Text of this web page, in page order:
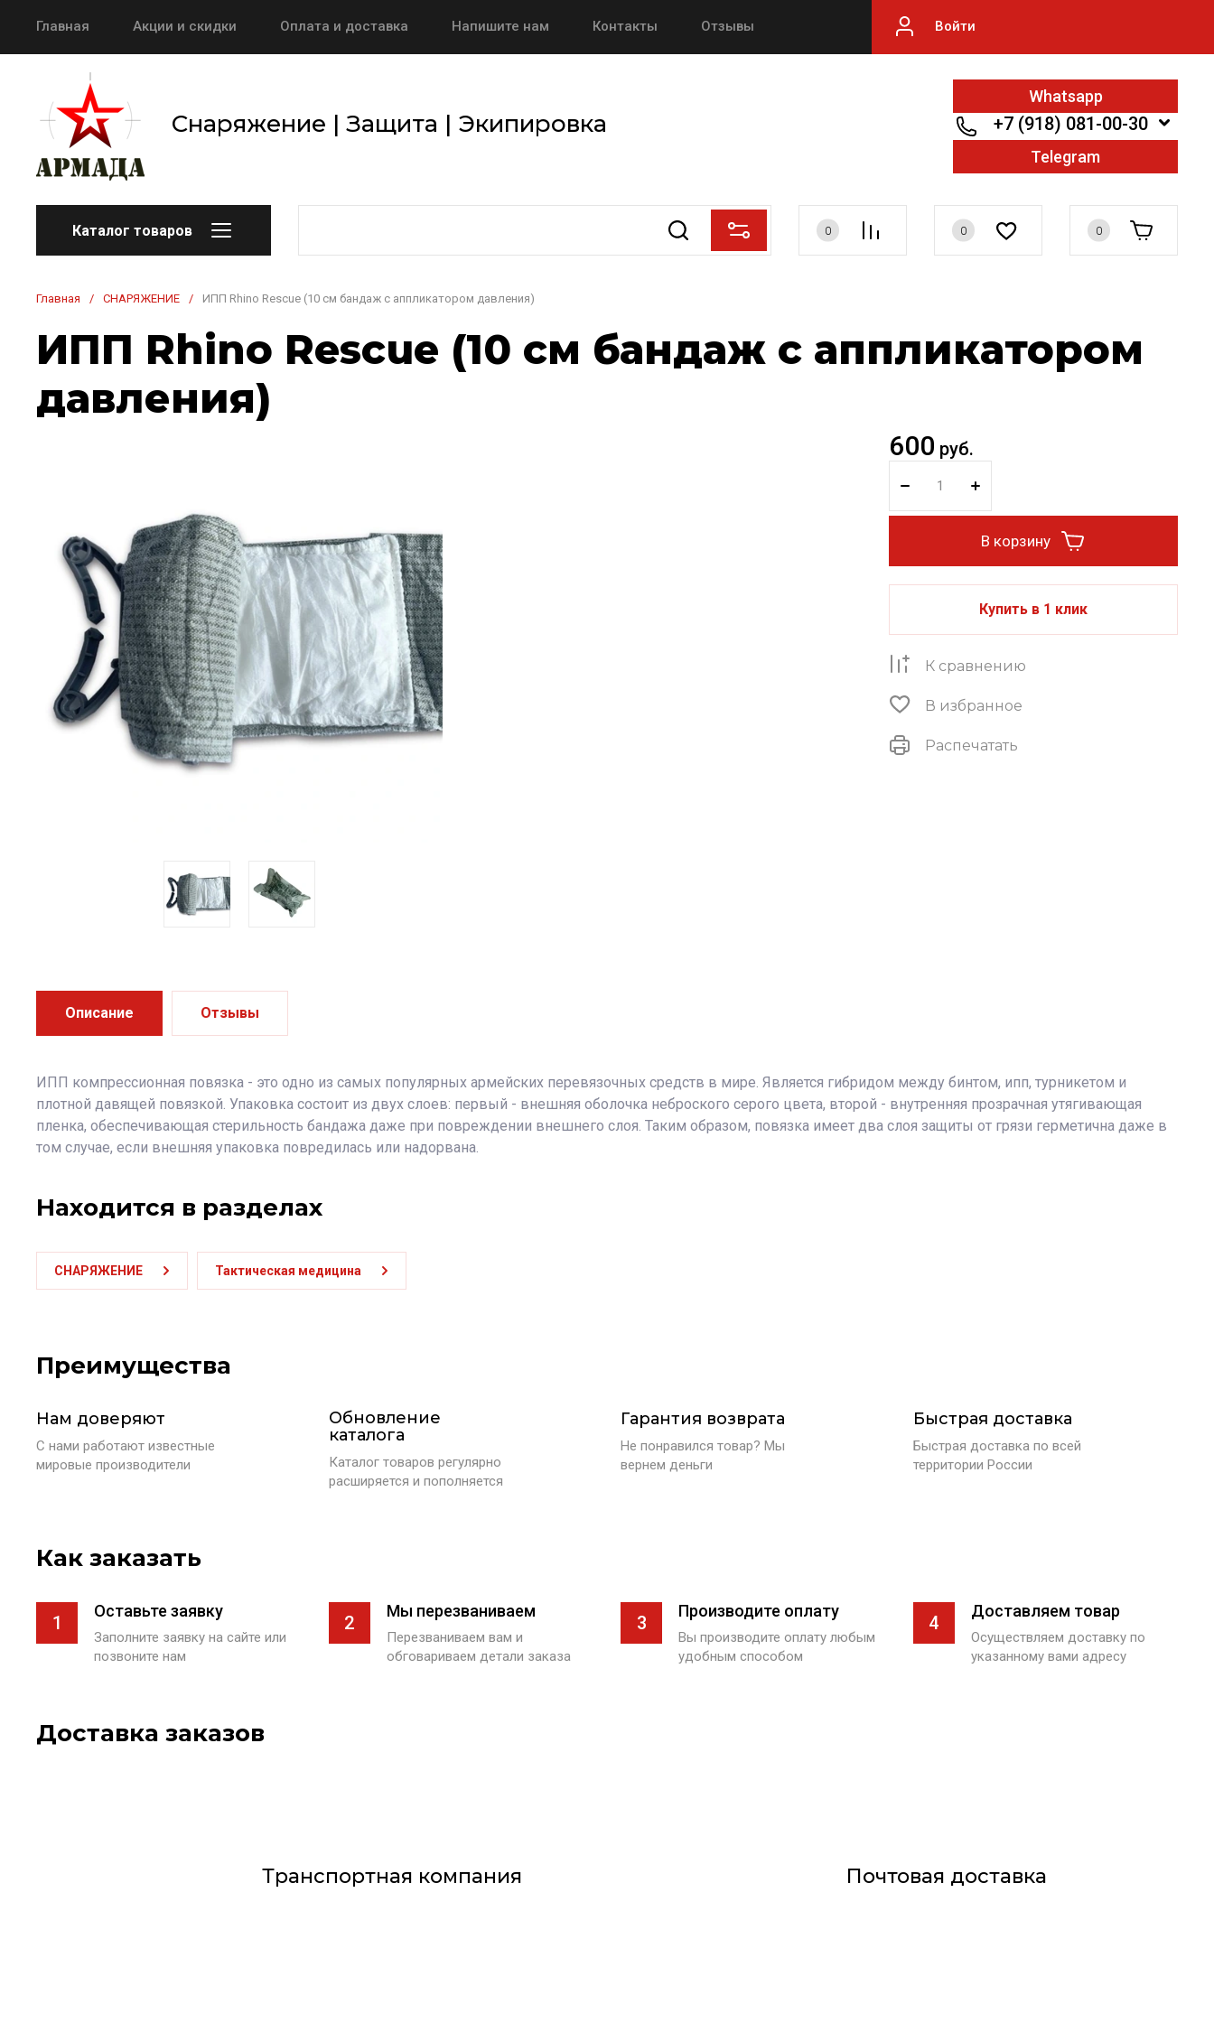
Главная Акции и скидки Оплата и доставка Напишите нам Контакты Отзывы Войти
Снаряжение | Защита | Экипировка
Whatsapp
+7 (918) 081-00-30
Telegram
Каталог товаров 0 0 0
Главная / СНАРЯЖЕНИЕ / ИПП Rhino Rescue (10 см бандаж с аппликатором давления)
ИПП Rhino Rescue (10 см бандаж с аппликатором
давления)
600 руб.
В корзину
Купить в 1 клик
К сравнению
В избранное
Распечатать
Описание Отзывы
ИПП компрессионная повязка - это одно из самых популярных армейских перевязочных средств в мире. Является гибридом между бинтом, ипп, турникетом и
плотной давящей повязкой. Упаковка состоит из двух слоев: первый - внешняя оболочка неброского серого цвета, второй - внутренняя прозрачная утягивающая
пленка, обеспечивающая стерильность бандажа даже при повреждении внешнего слоя. Таким образом, повязка имеет два слоя защиты от грязи герметична даже в
том случае, если внешняя упаковка повредилась или надорвана.
Находится в разделах
СНАРЯЖЕНИЕ Тактическая медицина
Преимущества
Нам доверяют
С нами работают известные
мировые производители
Обновление
каталога
Каталог товаров регулярно
расширяется и пополняется
Гарантия возврата
Не понравился товар? Мы
вернем деньги
Быстрая доставка
Быстрая доставка по всей
территории России
Как заказать
1
Оставьте заявку
Заполните заявку на сайте или
позвоните нам
2
Мы перезваниваем
Перезваниваем вам и
обговариваем детали заказа
3
Производите оплату
Вы производите оплату любым
удобным способом
4
Доставляем товар
Осуществляем доставку по
указанному вами адресу
Доставка заказов
Транспортная компания Почтовая доставка